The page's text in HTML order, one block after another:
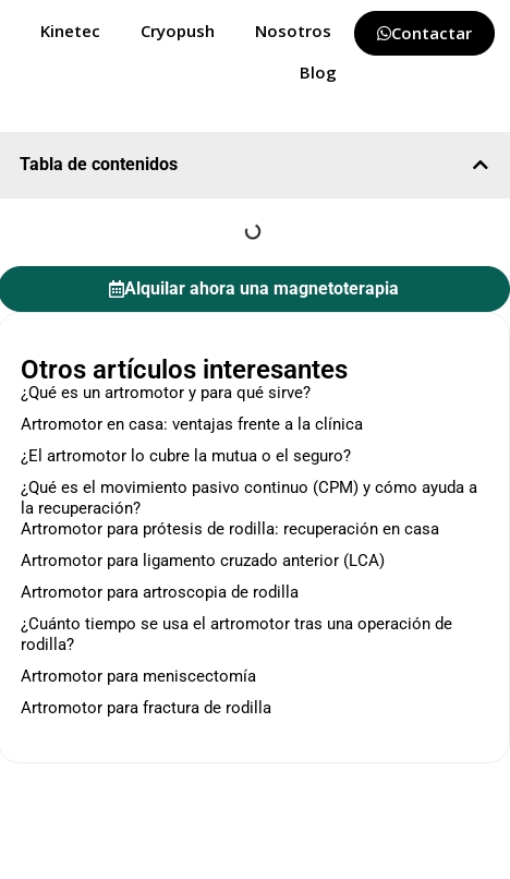
Kinetec Cryopush
Nosotros
Blog
Contactar
Tabla de contenidos
Alquilar ahora una magnetoterapia
Otros artículos interesantes
¿Qué es un artromotor y para qué sirve?
Artromotor en casa: ventajas frente a la clínica
¿El artromotor lo cubre la mutua o el seguro?
¿Qué es el movimiento pasivo continuo (CPM) y cómo ayuda a
la recuperación?
Artromotor para prótesis de rodilla: recuperación en casa
Artromotor para ligamento cruzado anterior (LCA)
Artromotor para artroscopia de rodilla
¿Cuánto tiempo se usa el artromotor tras una operación de
rodilla?
Artromotor para meniscectomía
Artromotor para fractura de rodilla